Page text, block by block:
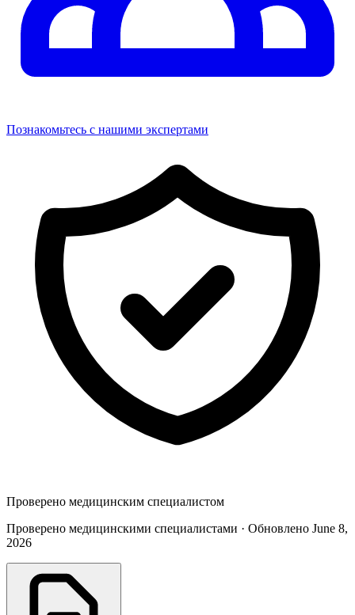
Познакомьтесь с нашими экспертами
Проверено медицинским специалистом
Проверено медицинскими специалистами · Обновлено June 8,
2026